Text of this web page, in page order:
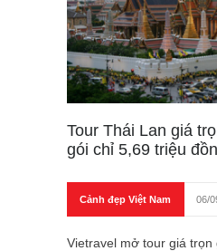
Tour Thái Lan giá
gói chỉ 5,69 triệu
Cảnh đẹp Việt Nam 06/
Vietravel mở tour giá trọn